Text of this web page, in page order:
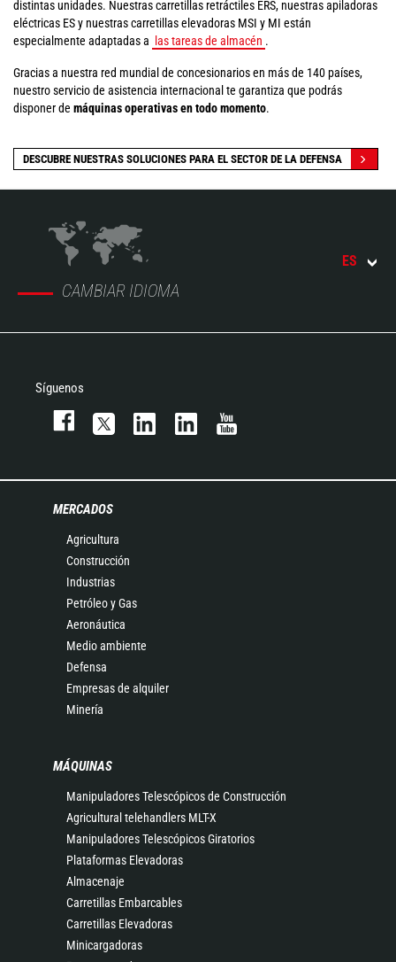
distintas unidades. Nuestras carretillas retráctiles ERS, nuestras apiladoras
eléctricas ES y nuestras carretillas elevadoras MSI y MI están
especialmente adaptadas a
las tareas de almacén .
Gracias a nuestra red mundial de concesionarios en más de 140 países,
nuestro servicio de asistencia internacional te garantiza que podrás
disponer de máquinas operativas en todo momento.
DESCUBRE NUESTRAS SOLUCIONES PARA EL SECTOR DE LA DEFENSA
CAMBIAR IDIOMA
ES
Síguenos
MERCADOS
Agricultura
Construcción
Industrias
Petróleo y Gas
Aeronáutica
Medio ambiente
Defensa
Empresas de alquiler
Minería
MÁQUINAS
Manipuladores Telescópicos de Construcción
Agricultural telehandlers MLT-X
Manipuladores Telescópicos Giratorios
Plataformas Elevadoras
Almacenaje
Carretillas Embarcables
Carretillas Elevadoras
Minicargadoras